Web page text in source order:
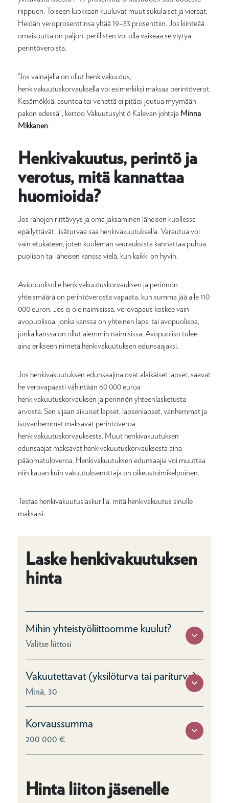
riippuen. Toiseen luokkaan kuuluvat muut sukulaiset ja vieraat.
Heidän veroprosenttinsa yltää 19–33 prosenttiin. Jos kiinteää
omaisuutta on paljon, perillisten voi olla vaikeaa selviytyä
perintöveroista.
“Jos vainajalla on ollut henkivakuutus,
henkivakuutuskorvauksella voi esimerkiksi maksaa perintöverot.
Kesämökkiä, asuntoa tai venettä ei pitäisi joutua myymään
pakon edessä”, kertoo Vakuutusyhtiö Kalevan johtaja Minna
Mikkanen.
Henkivakuutus, perintö ja
verotus, mitä kannattaa
huomioida?
Jos rahojen riittävyys ja oma jaksaminen läheisen kuollessa
epäilyttävät, lisäturvaa saa henkivakuutuksella. Varautua voi
vain etukäteen, joten kuoleman seurauksista kannattaa puhua
puolison tai läheisen kanssa vielä, kun kaikki on hyvin.
Aviopuolisolle henkivakuutuskorvauksen ja perinnön
yhteismäärä on perintöverosta vapaata, kun summa jää alle 110
000 euron. Jos ei ole naimisissa, verovapaus koskee vain
avopuolisoa, jonka kanssa on yhteinen lapsi tai avopuolisoa,
jonka kanssa on ollut aiemmin naimisissa. Avopuoliso tulee
aina erikseen nimetä henkivakuutuksen edunsaajaksi.
Jos henkivakuutuksen edunsaajina ovat alaikäiset lapset, saavat
he verovapaasti vähintään 60 000 euroa
henkivakuutuskorvauksen ja perinnön yhteenlasketusta
arvosta. Sen sijaan aikuiset lapset, lapsenlapset, vanhemmat ja
isovanhemmat maksavat perintöveroa
henkivakuutuskorvauksesta. Muut henkivakuutuksen
edunsaajat maksavat henkivakuutuskorvauksesta aina
pääomatuloveroa. Henkivakuutuksen edunsaajia voi muuttaa
niin kauan kuin vakuutuksenottaja on oikeustoimikelpoinen.
Testaa henkivakuutuslaskurilla, mitä henkivakuutus sinulle
maksaisi.
Laske henkivakuutuksen
hinta
Mihin yhteistyöliittoomme kuulut?
Valitse liittosi
Vakuutettavat (yksilöturva tai pariturva)
Minä, 30
Korvaussumma
200 000 €
Hinta liiton jäsenelle